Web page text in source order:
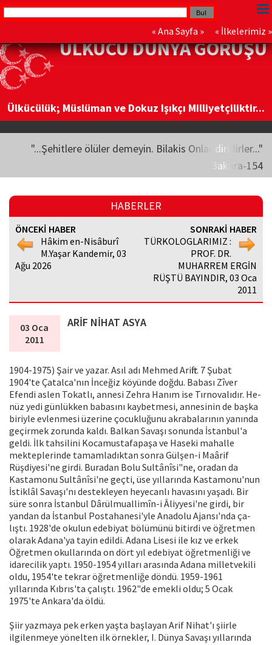
« Ana Sayfa » « İlkelerimiz »
ÜLKÜCÜ DÜNYA GÖRÜŞÜ
Ülkücülük; Müslüman ve Dokuz Işıkçı Milliyetçiliktir...
"...Şehitlere ölüler demeyin. Bilakis Onlar diridirler..."
Bakara-154
HABERLER
ÖNCEKİ HABER
Hâkim en-Nisâburî
M.Yaşar Kandemir, 03
Ağu 2026
SONRAKİ HABER
TÜRKOLOGLARIMIZ :
PROF. DR.
MUHARREM ERGİN
RÜŞTÜ BAYINDIR, 03 Oca
2011
03 Oca
2011
ARİF NİHAT ASYA
1904-1975) Şair ve yazar. Asıl adı Mehmed Ariftir. 7 Şubat
1904'te Çatalca'nın İnceğiz köyünde doğ­du. Babası Zîver
Efendi aslen Tokatlı, annesi Zehra Hanım ise Tırnovalıdır. He­
nüz yedi günlükken babasını kaybetme­si, annesinin de başka
biriyle evlenmesi üzerine çocukluğunu akrabalarının ya­nında
geçirmek zorunda kaldı. Balkan Savaşı sonunda İstanbul'a
geldi. İlk tah­silini Kocamustafapaşa ve Haseki ma­halle
mekteplerinde tamamladıktan son­ra Gülşen-i Maârif
Rüşdiyesi'ne girdi. Buradan Bolu Sultânîsi"ne, oradan da
Kastamonu Sultânîsi'ne geçti, üse yılla­rında Kastamonu'nun
İstiklâl Savaşı'nı destekleyen heyecanlı havasını yaşadı. Bir
süre sonra İstanbul Dârülmuallimîn-i Âliyyesi'ne girdi, bir
yandan da İstanbul Postahanesi'yle Anadolu Ajansı'nda ça­
lıştı. 1928'de okulun edebiyat bölümü­nü bitirdi ve öğretmen
olarak Adana'ya tayin edildi. Adana Lisesi ile kız ve er­kek
Öğretmen okullarında on dört yıl edebiyat öğretmenliği ve
idarecilik yap­tı. 1950-1954 yılları arasında Adana mil­letvekili
oldu, 1954'te tekrar öğretmenli­ğe döndü. 1959-1961
yıllarında Kıbrıs'­ta çalıştı. 1962"de emekli oldu; 5 Ocak
1975'te Ankara'da öldü.
Şiir yazmaya pek erken yaşta başla­yan Arif Nihat'ı şiirle
ilgilenmeye yönel­ten ilk örnekler, I. Dünya Savaşı yılların­da